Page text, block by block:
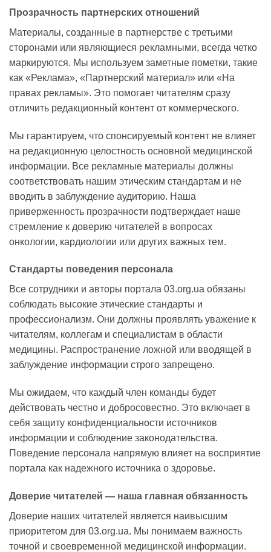
Прозрачность партнерских отношений
Материалы, созданные в партнерстве с третьими
сторонами или являющиеся рекламными, всегда четко
маркируются. Мы используем заметные пометки, такие
как «Реклама», «Партнерский материал» или «На
правах рекламы». Это помогает читателям сразу
отличить редакционный контент от коммерческого.
Мы гарантируем, что спонсируемый контент не влияет
на редакционную целостность основной медицинской
информации. Все рекламные материалы должны
соответствовать нашим этическим стандартам и не
вводить в заблуждение аудиторию. Наша
приверженность прозрачности подтверждает наше
стремление к доверию читателей в вопросах
онкологии, кардиологии или других важных тем.
Стандарты поведения персонала
Все сотрудники и авторы портала 03.org.ua обязаны
соблюдать высокие этические стандарты и
профессионализм. Они должны проявлять уважение к
читателям, коллегам и специалистам в области
медицины. Распространение ложной или вводящей в
заблуждение информации строго запрещено.
Мы ожидаем, что каждый член команды будет
действовать честно и добросовестно. Это включает в
себя защиту конфиденциальности источников
информации и соблюдение законодательства.
Поведение персонала напрямую влияет на восприятие
портала как надежного источника о здоровье.
Доверие читателей — наша главная обязанность
Доверие наших читателей является наивысшим
приоритетом для 03.org.ua. Мы понимаем важность
точной и своевременной медицинской информации.